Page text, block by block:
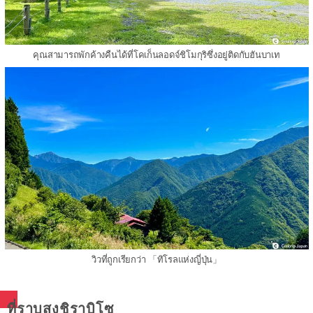
คุณสามารถพักค้างคืนได้ที่โคเก็นลอดจ์ชิโมกุริซึ่งอยู่ติดกับฮันบาเท
วิวที่ถูกเรียกว่า 「ทิโรลแห่งญี่ปุ่น」
ที่ราบสูงชิราบิโซ